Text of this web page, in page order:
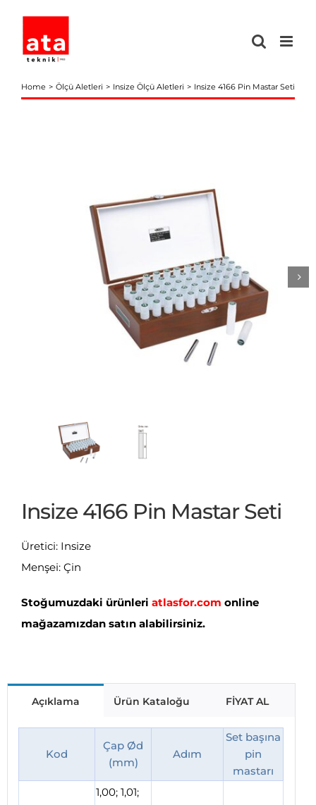
content
Home Ölçü Aletleri Insize Ölçü Aletleri Insize 4166 Pin Mastar Seti
Insize 4166 Pin Mastar Seti
Üretici: Insize
Menşei: Çin
Stoğumuzdaki ürünleri atlasfor.com online
mağazamızdan satın alabilirsiniz.
Açıklama Ürün Kataloğu FİYAT AL
Kod
Çap Ød
(mm)
Adım
Set başına
pin
mastarı
1,00; 1,01;